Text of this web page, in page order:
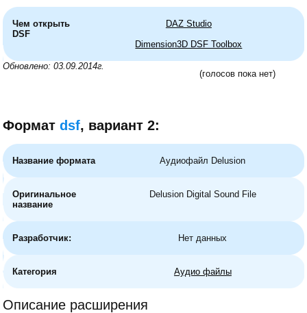
Чем открыть
DSF
DAZ Studio
Dimension3D DSF Toolbox
Обновлено: 03.09.2014г.
(голосов пока нет)
Форматdsf, вариант 2:
Название формата Аудиофайл Delusion
Оригинальное
название
Delusion Digital Sound File
Разработчик: Нет данных
Категория Аудио файлы
Описание расширения